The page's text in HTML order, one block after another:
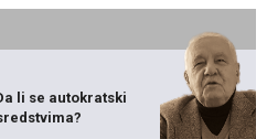
li se autokratski